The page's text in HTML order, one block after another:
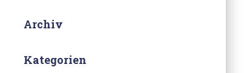
a
:
Archiv
Kategorien